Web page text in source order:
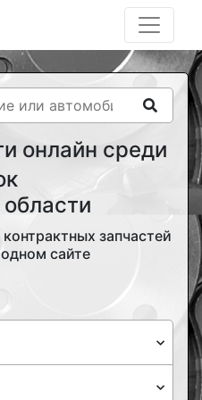
онлайн среди
контрактных запчастей
сайте